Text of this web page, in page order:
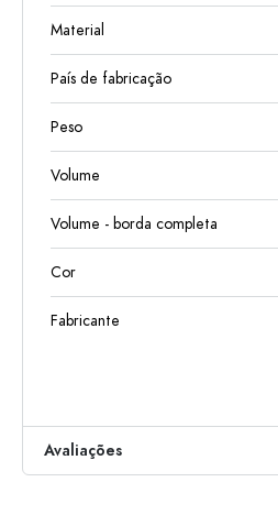
Material
País de fabricação
Peso
Volume
Volume - borda completa
Cor
Fabricante
Avaliações